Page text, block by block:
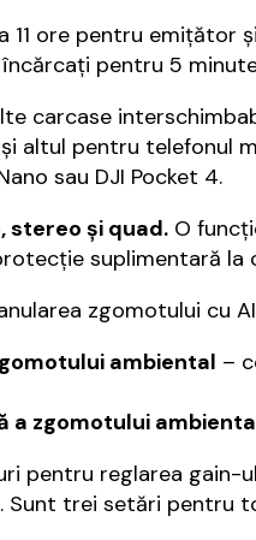
11 ore pentru emițător
pentru 5
carcase
altul pentru telefonul
sau DJI Pocket 4.
stereo și quad. O
suplimentară la
zgomotului cu
ambiental –
a zgomotului
pentru reglarea gain-
Sunt trei setări pentru